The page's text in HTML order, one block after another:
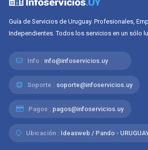
Guía de Servicios de Uruguay. Profesionales,
Independientes. Todos los servicios en un sólo
Info : info@infoservicios.uy
Soporte : soporte@infoservicios.uy
Pagos : pagos@infoservicios.uy
Ubicación : Ideasweb / Pando -